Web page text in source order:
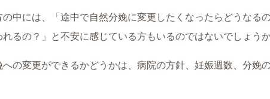
中には、「途中で自然分娩に変更したくなったらどうなる
るの？」と不安に感じている方もいるのではないでしょうか
の変更ができるかどうかは、病院の方針、妊娠週数、分娩